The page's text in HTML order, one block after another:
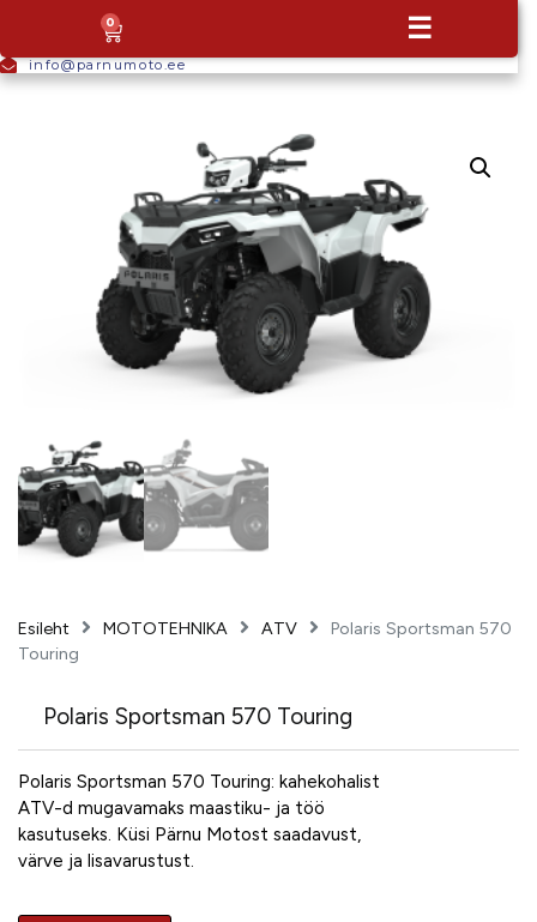
info@parnumoto.ee
0 ☰
Esileht MOTOTEHNIKA ATV
Polaris Sportsman 570
Touring
Polaris Sportsman 570 Touring
Polaris Sportsman 570 Touring: kahekohalist
ATV-d mugavamaks maastiku- ja töö
kasutuseks. Küsi Pärnu Motost saadavust,
värve ja lisavarustust.